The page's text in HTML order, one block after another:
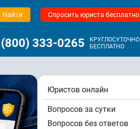
Найти Спросить юриста бесплатно
333-0265
КРУГЛОСУТОЧНО
БЕСПЛАТНО
Юристов онлайн
Вопросов за сутки
Вопросов без ответов